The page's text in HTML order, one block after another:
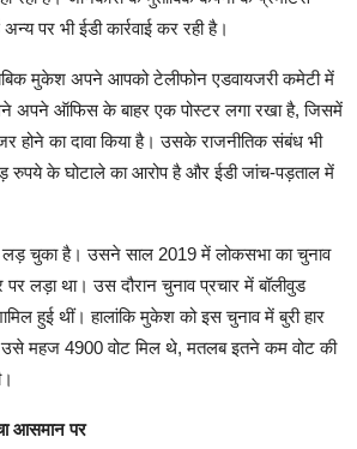
पर भी ईडी कार्रवाई कर रही है।
मुकेश अपने आपको टेलीफोन एडवायजरी कमेटी में
अपने ऑफिस के बाहर एक पोस्टर लगा रखा है, जिसमें
का दावा किया है। उसके राजनीतिक संबंध भी
रुपये के घोटाले का आरोप है और ईडी जांच-पड़ताल में
चुका है। उसने साल 2019 में लोकसभा का चुनाव
पर लड़ा था। उस दौरान चुनाव प्रचार में बॉलीवुड
हुई थीं। हालांकि मुकेश को इस चुनाव में बुरी हार
उसे महज 4900 वोट मिल थे, मतलब इतने कम वोट की
आसमान पर